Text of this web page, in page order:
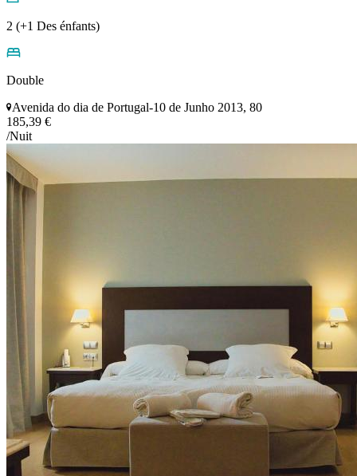
2 (+1 Des énfants)
Double
Avenida do dia de Portugal-10 de Junho 2013, 80
185,39 €
/Nuit